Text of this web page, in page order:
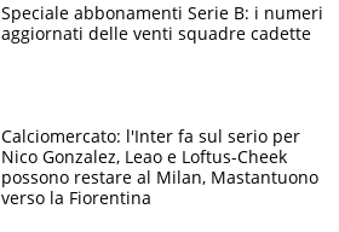
Speciale abbonamenti Serie B: i numeri
aggiornati delle venti squadre cadette
Calciomercato: l'Inter fa sul serio per
Nico Gonzalez, Leao e Loftus-Cheek
possono restare al Milan, Mastantuono
verso la Fiorentina